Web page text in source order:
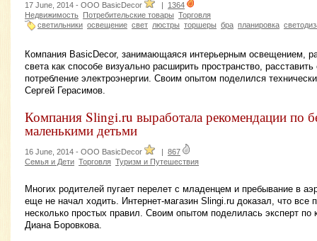
17 June, 2014 - OOO BasicDecor
1364
Недвижимость
Потребительские товары Торговля
светильники освещение свет люстры торшеры бра планировка
Компания BasicDecor, занимающаяся интерьерным освещением,
света как способе визуально расширить пространство,
потребление электроэнергии. Своим опытом поделился
Сергей Герасимов.
Компания Slingi.ru выработала рекомендации по
маленькими детьми
16 June, 2014 - OOO BasicDecor | 867
Семья и Дети Торговля Туризм и Путешествия
Многих родителей пугает перелет с младенцем и пребывание в
еще не начал ходить. Интернет-магазин Slingi.ru доказал, что все
несколько простых правил. Своим опытом поделилась эксперт по
Диана Боровкова.